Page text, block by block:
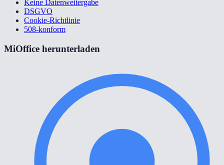
Keine Datenweitergabe
DSGVO
Cookie-Richtlinie
508-konform
MiOffice herunterladen